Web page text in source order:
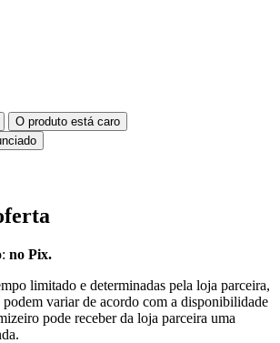
O produto está caro
no Pix.
limitado e determinadas pela loja parceira,
variar de acordo com a disponibilidade
pode receber da loja parceira uma